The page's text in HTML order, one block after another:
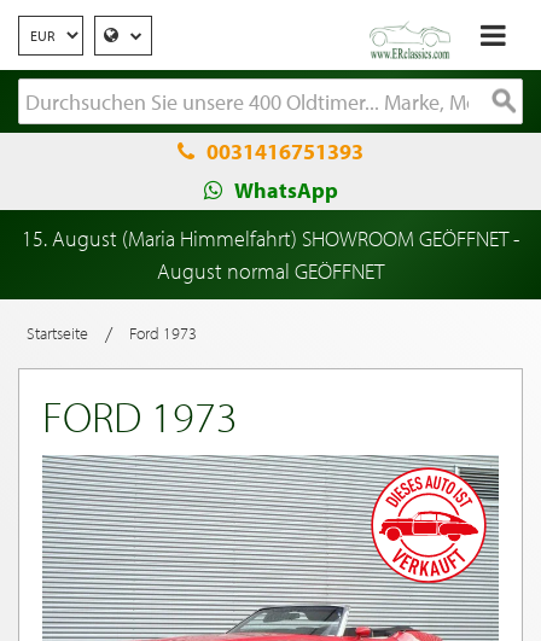
0031416751393
WhatsApp
15. August (Maria Himmelfahrt) SHOWROOM GEÖFFNET -
August normal GEÖFFNET
Startseite / Ford 1973
FORD 1973